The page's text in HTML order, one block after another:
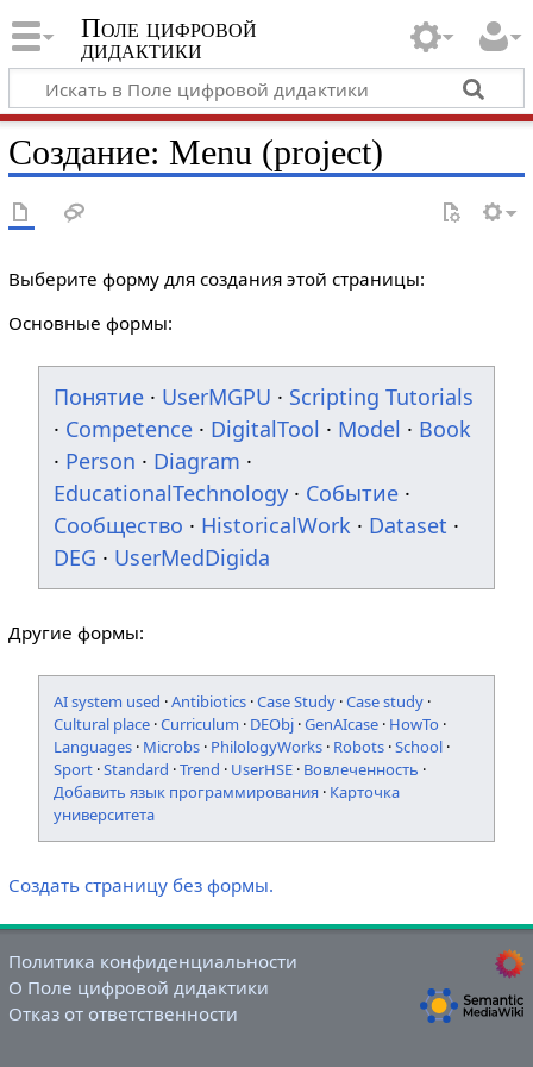
Поле цифровой
дидактики
Создание: Menu (project)
Выберите форму для создания этой страницы:
Основные формы:
Понятие · UserMGPU · Scripting Tutorials
· Competence · DigitalTool · Model · Book
· Person · Diagram ·
EducationalTechnology · Событие ·
Сообщество · HistoricalWork · Dataset ·
DEG · UserMedDigida
Другие формы:
AI system used ·Antibiotics ·Case Study ·Case study ·
Cultural place ·Curriculum · DEObj ·GenAIcase · HowTo ·
Languages · Microbs · PhilologyWorks · Robots ·School ·
Sport ·Standard ·Trend · UserHSE · Вовлеченность ·
Добавить язык программирования · Карточка
университета
Создать страницу без формы.
Политика конфиденциальности
О Поле цифровой дидактики
Отказ от ответственности